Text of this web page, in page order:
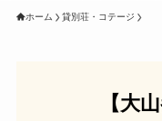
ホーム 貸別荘・コテージ
【大